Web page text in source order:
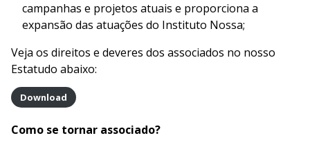
campanhas e projetos atuais e proporciona a
expansão das atuações do Instituto Nossa;
Veja os direitos e deveres dos associados no nosso
Estatudo abaixo:
Download
Como se tornar associado?